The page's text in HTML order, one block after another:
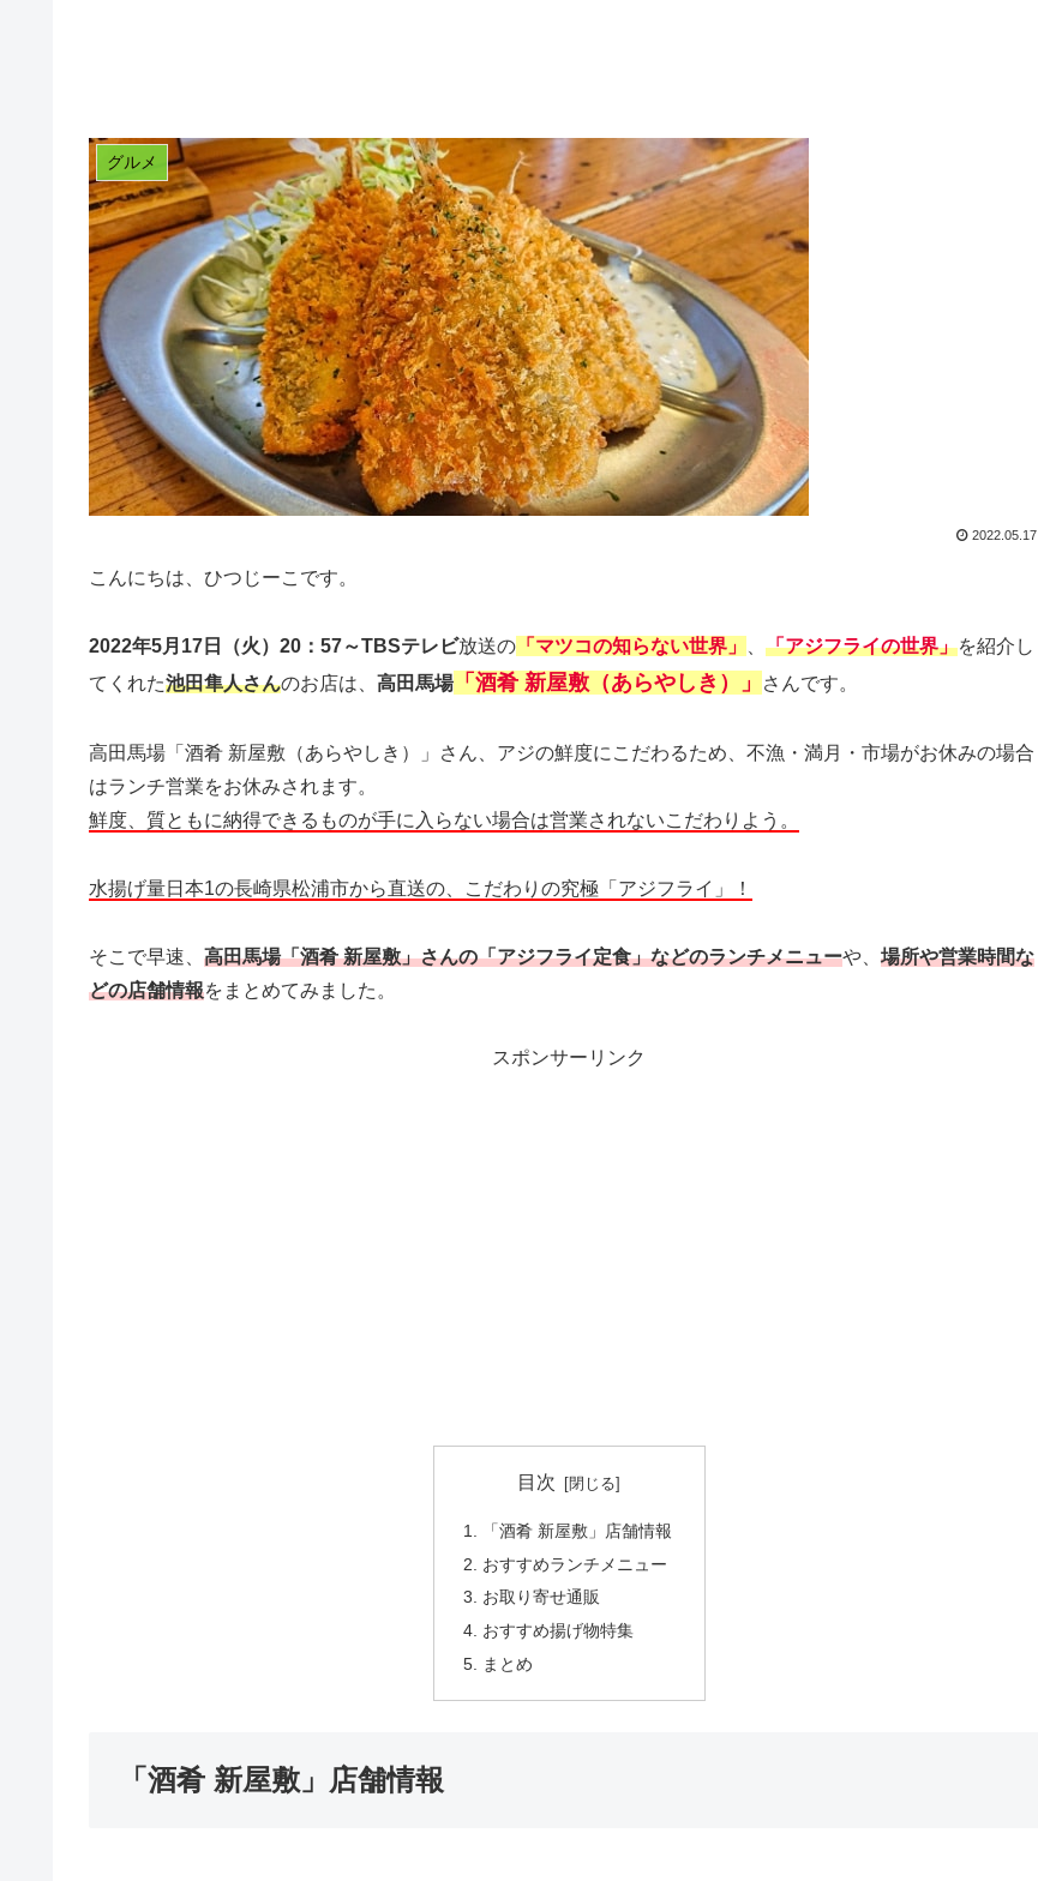
グルメ
2022.05.17
こんにちは、ひつじーこです。
2022年5月17日（火）20：57～TBSテレビ放送の 「マツコの知らない世界」 「アジフライの世界」を紹介し
てくれた池田隼人さんのお店は、 高田馬場 「酒肴 新屋敷（あらやしき）」 さんです。
高田馬場「酒肴 新屋敷（あらやしき）」さん、アジの鮮度にこだわるため、不漁・満月・市場がお休みの場合
はランチ営業をお休みされます。
鮮度、質ともに納得できるものが手に入らない場合は営業されないこだわりよう。
水揚げ量日本1の長崎県松浦市から直送の、こだわりの究極「アジフライ」！
そこで早速、 高田馬場「酒肴 新屋敷」さんの「アジフライ定食」などのランチメニューや、 場所や営業時間な
どの店舗情報をまとめてみました。
スポンサーリンク
目次
「酒肴 新屋敷」店舗情報
おすすめランチメニュー
お取り寄せ通販
おすすめ揚げ物特集
まとめ
「酒肴 新屋敷」店舗情報